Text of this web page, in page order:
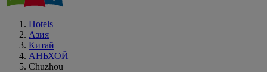
Hotels
Азия
Китай
АНЬХОЙ
Chuzhou